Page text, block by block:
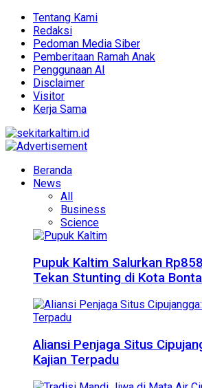
Tentang Kami
Redaksi
Pedoman Media Siber
Pemberitaan Ramah Anak
Penggunaan AI
Disclaimer
Visitor
Kerja Sama
Beranda
News
All
Business
Science
Pupuk Kaltim Salurkan
Tekan Stunting di Kota
Aliansi Penjaga Situs
Kajian Terpadu